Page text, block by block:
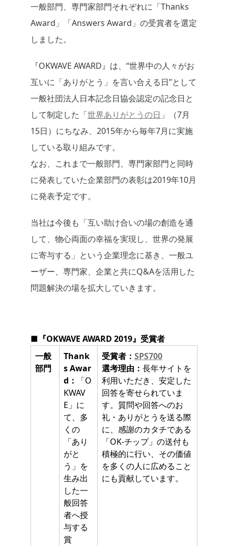
一般部門、専門家部門それぞれに「Thanks
Award」「Answers Award」の受賞者を選定
しました。
『OKWAVE AWARD』は、“世界中の人々がお
互いに「ありがとう」を言い合える日”として
一般社団法人日本記念日協会認定の記念日と
して制定した「世界ありがとうの日 」（7月
15日）にちなみ、2015年から毎年7月に実施
している取り組みです。
なお、これまで一般部門、専門家部門と同時
に発表していた企業部門の表彰は2019年10月
に発表予定です。
当社は今後も「互い助け合いの場の創造を通
して、物心両面の幸福を実現し、世界の発展
に寄与する」という企業理念に基き、一般ユ
ーザー、専門家、企業と共にQ&Aを活用した
問題解決の場を拡大していきます。
■『OKWAVE AWARD 2019』受賞者
一般
部門
Thank
s Awar
d：
「O
KWAV
E」に
て、多
くの
「あり
がと
う」を
生み出
した一
般回答
者へ授
与する
賞
受賞者： SPS700
選考理由： 長年サイトを
利用いただき、安定した
回答を寄せられていま
す。質問や回答へのお
礼・ありがとうを送る際
に、感謝のカタチである
「OK-チップ」の送付も
積極的に行い、その価値
を多くの人に広めること
にも貢献しています。